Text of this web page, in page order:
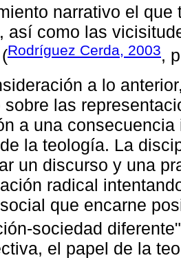
narrativo el
así como las
Rodríguez Cerda, 2003,
a lo
sobre las
a una
la teología. La
un discurso y una
radical
que encarne
sociedad
el papel de la